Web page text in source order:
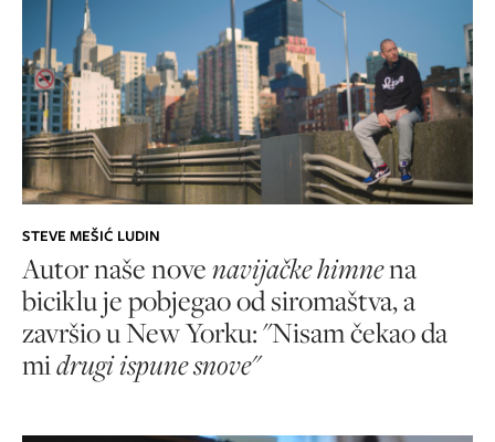
STEVE MEŠIĆ LUDIN
Autor naše novenavijačke himnena
biciklu je pobjegao od siromaštva, a
završio u New Yorku: "Nisam čekao da
midrugi ispune snove"